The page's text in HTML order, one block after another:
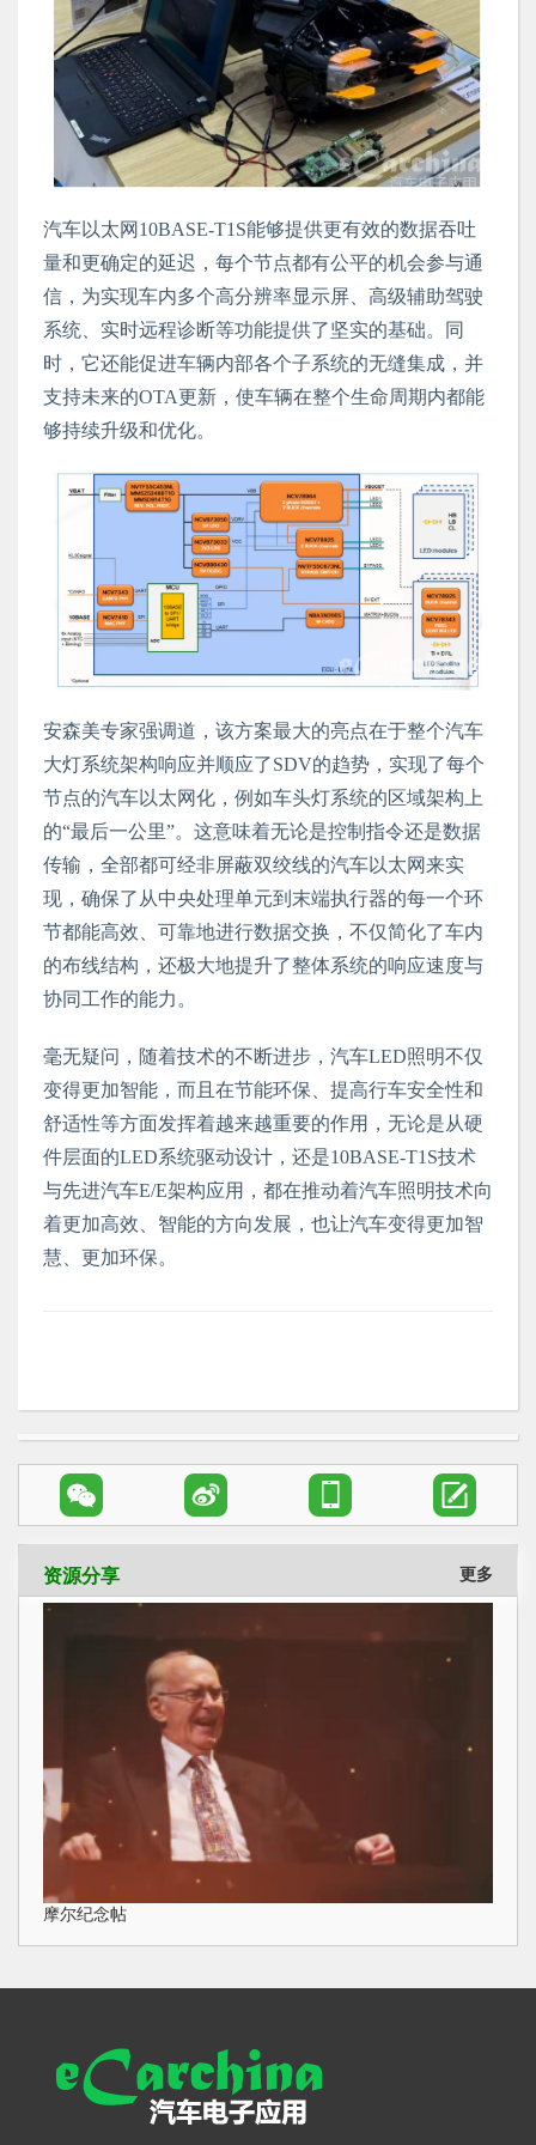
汽车以太网10BASE-T1S能够提供更有效的数据吞吐
量和更确定的延迟，每个节点都有公平的机会参与通
信，为实现车内多个高分辨率显示屏、高级辅助驾驶
系统、实时远程诊断等功能提供了坚实的基础。同
时，它还能促进车辆内部各个子系统的无缝集成，并
支持未来的OTA更新，使车辆在整个生命周期内都能
够持续升级和优化。
安森美专家强调道，该方案最大的亮点在于整个汽车
大灯系统架构响应并顺应了SDV的趋势，实现了每个
节点的汽车以太网化，例如车头灯系统的区域架构上
的“最后一公里”。这意味着无论是控制指令还是数据
传输，全部都可经非屏蔽双绞线的汽车以太网来实
现，确保了从中央处理单元到末端执行器的每一个环
节都能高效、可靠地进行数据交换，不仅简化了车内
的布线结构，还极大地提升了整体系统的响应速度与
协同工作的能力。
毫无疑问，随着技术的不断进步，汽车LED照明不仅
变得更加智能，而且在节能环保、提高行车安全性和
舒适性等方面发挥着越来越重要的作用，无论是从硬
件层面的LED系统驱动设计，还是10BASE-T1S技术
与先进汽车E/E架构应用，都在推动着汽车照明技术向
着更加高效、智能的方向发展，也让汽车变得更加智
慧、更加环保。
  
资源分享 更多
摩尔纪念帖